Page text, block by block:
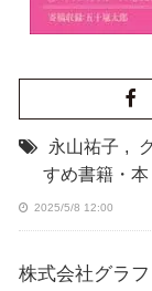
永山祐子 ,
すめ書籍・本
2025/5/8 12:00
株式会社グラ